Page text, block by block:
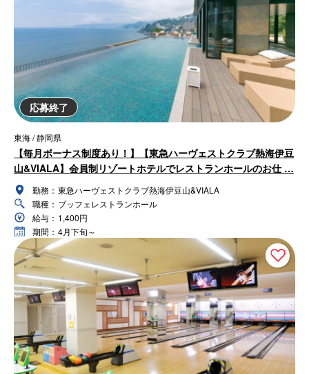
応募終了
東海 / 静岡県
【毎月ボーナス制度あり！】【東急ハーヴェストクラブ熱海伊豆
山&VIALA】会員制リゾートホテルでレストランホールのお仕 …
勤務： 東急ハーヴェストクラブ熱海伊豆山&VIALA
職種： ブッフェレストランホール
給与： 1,400円
期間： 4月下旬～